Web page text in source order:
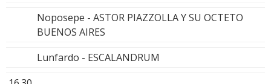
Noposepe - ASTOR PIAZZOLLA Y SU OCTETO
BUENOS AIRES
Lunfardo - ESCALANDRUM